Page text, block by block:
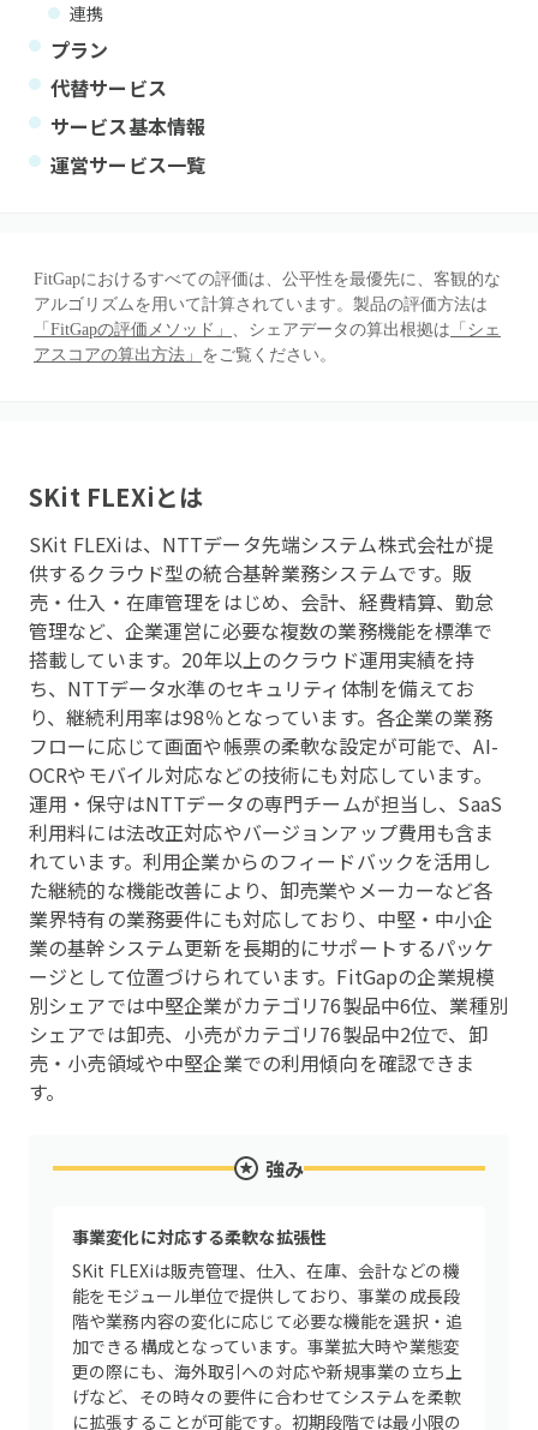
連携
プラン
代替サービス
サービス基本情報
運営サービス一覧
FitGapにおけるすべての評価は、公平性を最優先に、客観的な
アルゴリズムを用いて計算されています。製品の評価方法は
「FitGapの評価メソッド」 、シェアデータの算出根拠は 「シェ
アスコアの算出方法」 をご覧ください。
SKit FLEXiとは
SKit FLEXiは、NTTデータ先端システム株式会社が提
供するクラウド型の統合基幹業務システムです。販
売・仕入・在庫管理をはじめ、会計、経費精算、勤怠
管理など、企業運営に必要な複数の業務機能を標準で
搭載しています。20年以上のクラウド運用実績を持
ち、NTTデータ水準のセキュリティ体制を備えてお
り、継続利用率は98％となっています。各企業の業務
フローに応じて画面や帳票の柔軟な設定が可能で、AI-
OCRやモバイル対応などの技術にも対応しています。
運用・保守はNTTデータの専門チームが担当し、SaaS
利用料には法改正対応やバージョンアップ費用も含ま
れています。利用企業からのフィードバックを活用し
た継続的な機能改善により、卸売業やメーカーなど各
業界特有の業務要件にも対応しており、中堅・中小企
業の基幹システム更新を長期的にサポートするパッケ
ージとして位置づけられています。FitGapの企業規模
別シェアでは中堅企業がカテゴリ76製品中6位、業種別
シェアでは卸売、小売がカテゴリ76製品中2位で、卸
売・小売領域や中堅企業での利用傾向を確認できま
す。
強み
事業変化に対応する柔軟な拡張性
SKit FLEXiは販売管理、仕入、在庫、会計などの機
能をモジュール単位で提供しており、事業の成長段
階や業務内容の変化に応じて必要な機能を選択・追
加できる構成となっています。事業拡大時や業態変
更の際にも、海外取引への対応や新規事業の立ち上
げなど、その時々の要件に合わせてシステムを柔軟
に拡張することが可能です。初期段階では最小限の